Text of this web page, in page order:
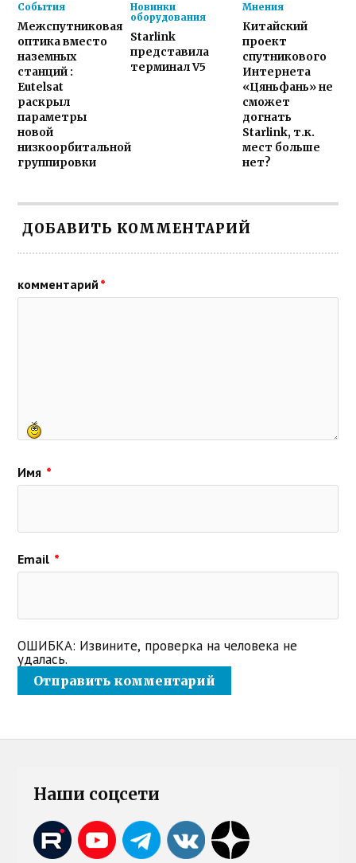
События
Межспутниковая
оптика вместо
наземных
станций :
Eutelsat
раскрыл
параметры
новой
низкоорбитальной
группировки
Новинки
оборудования
Starlink
представила
терминал V5
Мнения
Китайский
проект
спутникового
Интернета
«Цяньфань» не
сможет
догнать
Starlink, т.к.
мест больше
нет?
ДОБАВИТЬ КОММЕНТАРИЙ
комментарий *
Имя *
Email *
ОШИБКА: Извините, проверка на человека не
удалась.
Наши соцсети